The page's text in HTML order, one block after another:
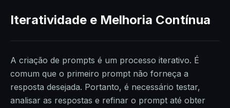
Iteratividade e Melhoria Contínua
A criação de prompts é um processo iterativo. É
comum que o primeiro prompt não forneça a
resposta desejada. Portanto, é necessário testar,
analisar as respostas e refinar o prompt até obter